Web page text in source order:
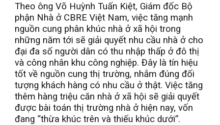
Theo ông Võ Huỳnh Tuấn Kiệt, Giám đốc Bộ
phận Nhà ở CBRE Việt Nam, việc tăng mạnh
nguồn cung phân khúc nhà ở xã hội trong
những năm tới sẽ giải quyết nhu cầu nhà ở cho
đại đa số người dân có thu nhập thấp ở đô thị
và công nhân khu công nghiệp. Đây là tín hiệu
tốt về nguồn cung thị trường, nhắm đúng đối
tượng khách hàng có nhu cầu ở thật. Việc tăng
thêm hàng triệu căn nhà ở xã hội sẽ giải quyết
được bài toán thị trường nhà ở hiện nay, vốn
đang “thừa khúc trên và thiếu khúc dưới”.